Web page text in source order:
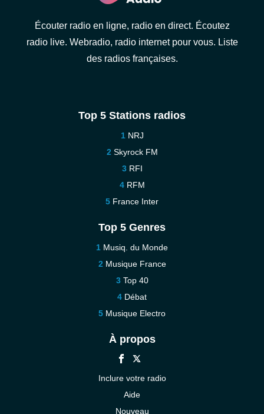
Écouter radio en ligne, radio en direct. Écoutez
radio live. Webradio, radio internet pour vous. Liste
des radios françaises.
Top 5 Stations radios
NRJ
Skyrock FM
RFI
RFM
France Inter
Top 5 Genres
Musiq. du Monde
Musique France
Top 40
Débat
Musique Electro
À propos
Inclure votre radio
Aide
Nouveau